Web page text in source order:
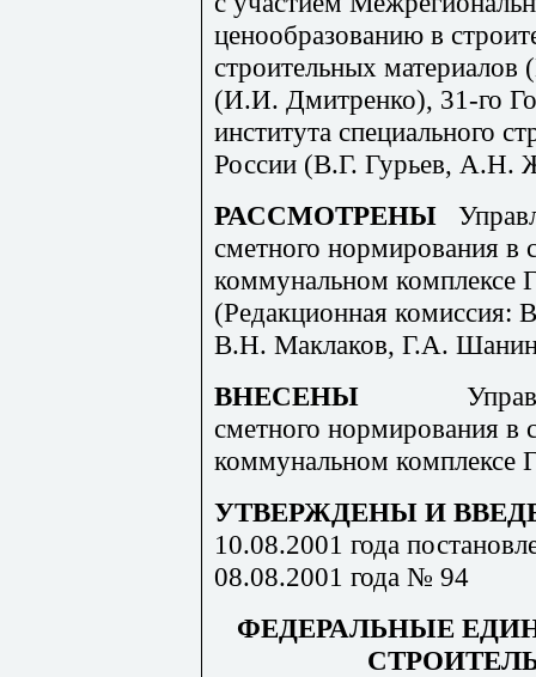
ценообразованию в
строительных
(И.И. Дмитренко), 31-го
института специального
России (В.Г. Гурьев, А.Н.
РАССМОТРЕНЫ
сметного нормирования в
коммунальном комплексе
(Редакционная комиссия:
В.Н. Маклаков, Г.А.
ВНЕСЕНЫ
сметного нормирования в
коммунальном комплексе
УТВЕРЖДЕНЫ И
10.08.2001 года
08.08.2001 года № 94
ФЕДЕРАЛЬНЫЕ